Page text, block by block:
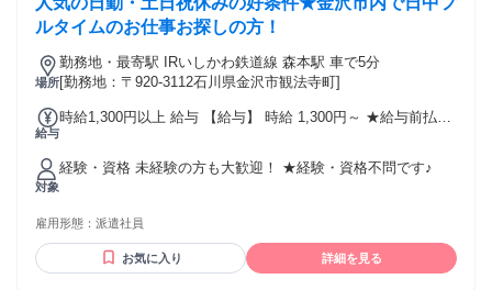
マッサージ, アロマセラピスト,セラピスト,もみほぐし, ヘッド
スパ,美容,脱毛,エステサロンタッフ, フェイシャルエステ,ネイ
リスト,化粧品販売, 美容スタッフ,接客販売などのご経験者
ルタイムのお仕事お探しの方！
場所
勤務地・最寄駅 IRいしかわ鉄道線 森本駅 車で5分
[勤務地：〒920-3112石川県金沢市観法寺町]
給与
時給1,300円以上 給与 【給与】 時給 1,300円～ ★給与前払い
対象
経験・資格 未経験の方も大歓迎！ ★経験・資格不問です♪
雇用形態： 派遣社員
お気に入り 詳細を見る